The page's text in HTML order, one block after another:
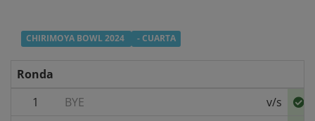
CHIRIMOYA BOWL 2024 - CUARTA
Ronda
1
BYE v/s